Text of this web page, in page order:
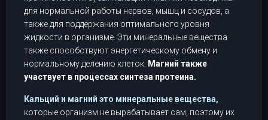
для нормальной работы нервов, мышц и сосудов, а
также для поддержания оптимального уровня
жидкости в организме. Эти минеральные вещества
также способствуют энергетическому обмену и
нормальному делению клеток. Магний также
участвует в процессах синтеза протеина.
Кальций и магний это минеральные вещества,
которые организм не вырабатывает сам, поэтому их